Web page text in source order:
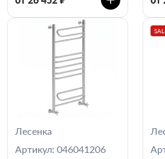
Лесенка
Артикул: 046041206